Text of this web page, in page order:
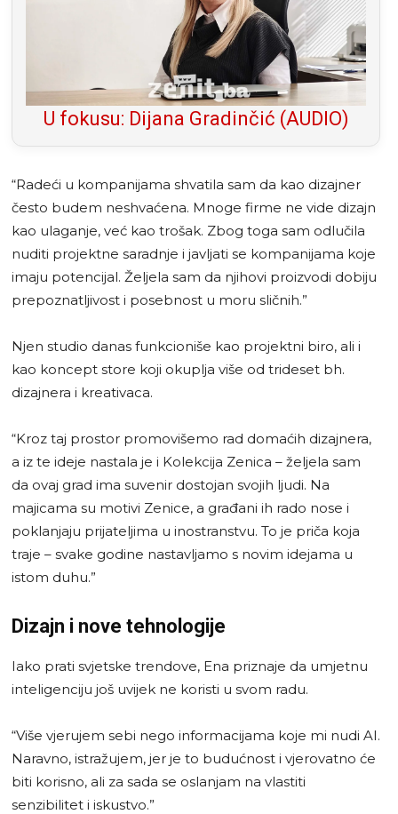
U fokusu: Dijana Gradinčić (AUDIO)
“Radeći u kompanijama shvatila sam da kao dizajner
često budem neshvaćena. Mnoge firme ne vide dizajn
kao ulaganje, već kao trošak. Zbog toga sam odlučila
nuditi projektne saradnje i javljati se kompanijama koje
imaju potencijal. Željela sam da njihovi proizvodi dobiju
prepoznatljivost i posebnost u moru sličnih.”
Njen studio danas funkcioniše kao projektni biro, ali i
kao koncept store koji okuplja više od trideset bh.
dizajnera i kreativaca.
“Kroz taj prostor promovišemo rad domaćih dizajnera,
a iz te ideje nastala je i Kolekcija Zenica – željela sam
da ovaj grad ima suvenir dostojan svojih ljudi. Na
majicama su motivi Zenice, a građani ih rado nose i
poklanjaju prijateljima u inostranstvu. To je priča koja
traje – svake godine nastavljamo s novim idejama u
istom duhu.”
Dizajn i nove tehnologije
Iako prati svjetske trendove, Ena priznaje da umjetnu
inteligenciju još uvijek ne koristi u svom radu.
“Više vjerujem sebi nego informacijama koje mi nudi AI.
Naravno, istražujem, jer je to budućnost i vjerovatno će
biti korisno, ali za sada se oslanjam na vlastiti
senzibilitet i iskustvo.”